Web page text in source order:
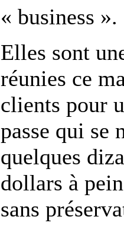
« business ».
Elles sont
réunies ce
clients pour
passe qui se
quelques
dollars à
sans